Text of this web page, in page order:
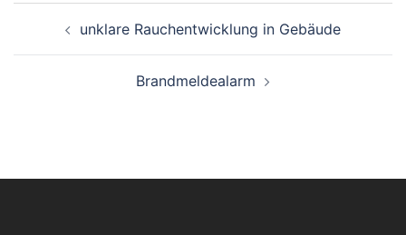
unklare Rauchentwicklung in Gebäude
Brandmeldealarm